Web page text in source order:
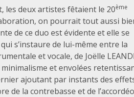
les deux artistes fêtaient le 20ème
on pourrait tout aussi
de ce duo est évidente et elle se
s’instaure de lui-même entre la
et vocale, de Joëlle
et envolées
ajoutant par instants des
de la contrebasse et de